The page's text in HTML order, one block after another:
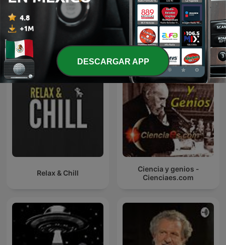
Doctoras En Vivo
Más podcasts internacionales de Ciencias
Relax & Chill
Ciencia y genios -
Cienciaes.com
DESCARGAR APP